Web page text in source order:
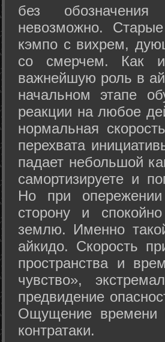
без обозначения
невозможно.
кэмпо с вихрем,
со смерчем. Как и
важнейшую роль в
начальном этапе
реакции на любое
нормальная
перехвата
падает небольшой
самортизируете и
Но при
сторону и
землю. Именно
айкидо. Скорость
пространства и
чувство»,
предвидение
Ощущение времени
контратаки.